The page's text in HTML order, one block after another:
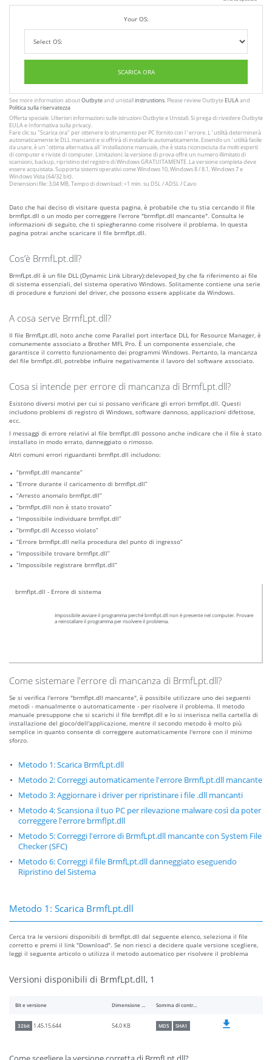
Your OS:
SCARICA ORA
See more information aboutOutbyteand unistallinstrustions. Please review Outbyte EULAand
Politica sulla riservatezza
Offerta speciale. Ulteriori informazioni sulle istruzioniOutbytee Unistall. Si prega di rivedere Outbyte
EULAe Informativa sulla privacy.
Fare clic su "Scarica ora" per ottenere lo strumento per PC fornito con l`errore. L`utilità determinerà
automaticamente le DLL mancanti e si offrirà di installarle automaticamente. Essendo un`utilità facile
da usare, è un`ottima alternativa all`installazione manuale, che è stata riconosciuta da molti esperti
di computer e riviste di computer. Limitazioni: la versione di prova offre un numero illimitato di
scansioni, backup, ripristino del registro di Windows GRATUITAMENTE. La versione completa deve
essere acquistata. Supporta sistemi operativi come Windows 10, Windows 8 / 8.1, Windows 7 e
Windows Vista (64/32 bit).
Dimensioni file: 3,04 MB, Tempo di download: <1 min. su DSL / ADSL / Cavo
Dato che hai deciso di visitare questa pagina, è probabile che tu stia cercando il file
brmflpt.dll o un modo per correggere l'errore "brmflpt.dll mancante". Consulta le
informazioni di seguito, che ti spiegheranno come risolvere il problema. In questa
pagina potrai anche scaricare il file brmflpt.dll.
Cos’è BrmfLpt.dll?
BrmfLpt.dll è un file DLL (Dynamic Link Library):delevoped_by che fa riferimento ai file
di sistema essenziali, del sistema operativo Windows. Solitamente contiene una serie
di procedure e funzioni del driver, che possono essere applicate da Windows.
A cosa serve BrmfLpt.dll?
Il file BrmfLpt.dll, noto anche come Parallel port interface DLL for Resource Manager, è
comunemente associato a Brother MFL Pro. È un componente essenziale, che
garantisce il corretto funzionamento dei programmi Windows. Pertanto, la mancanza
del file brmflpt.dll, potrebbe influire negativamente il lavoro del software associato.
Cosa si intende per errore di mancanza di BrmfLpt.dll?
Esistono diversi motivi per cui si possano verificare gli errori brmflpt.dll. Questi
includono problemi di registro di Windows, software dannoso, applicazioni difettose,
ecc.
I messaggi di errore relativi al file brmflpt.dll possono anche indicare che il file è stato
installato in modo errato, danneggiato o rimosso.
Altri comuni errori riguardanti brmflpt.dll includono:
“brmflpt.dll mancante”
“Errore durante il caricamento di brmflpt.dll”
“Arresto anomalo brmflpt.dll”
“brmflpt.dlll non è stato trovato”
“Impossibile individuare brmflpt.dll”
“brmflpt.dll Accesso violato”
“Errore brmflpt.dll nella procedura del punto di ingresso”
“Impossibile trovare brmflpt.dll”
“Impossibile registrare brmflpt.dll”
brmflpt.dll - Errore di sistema
Impossibile avviare il programma perché brmflpt.dll non è presente nel computer. Provare
a reinstallare il programma per risolvere il problema.
Come sistemare l'errore di mancanza di BrmfLpt.dll?
Se si verifica l'errore "brmflpt.dll mancante", è possibile utilizzare uno dei seguenti
metodi - manualmente o automaticamente - per risolvere il problema. Il metodo
manuale presuppone che si scarichi il file brmflpt.dll e lo si inserisca nella cartella di
installazione del gioco/dell'applicazione, mentre il secondo metodo è molto più
semplice in quanto consente di correggere automaticamente l'errore con il minimo
sforzo.
Metodo 1: Scarica BrmfLpt.dll
Metodo 2: Correggi automaticamente l'errore BrmfLpt.dll mancante
Metodo 3: Aggiornare i driver per ripristinare i file .dll mancanti
Metodo 4: Scansiona il tuo PC per rilevazione malware così da poter
correggere l'errore brmflpt.dll
Metodo 5: Correggi l'errore di BrmfLpt.dll mancante con System File
Checker (SFC)
Metodo 6: Correggi il file BrmfLpt.dll danneggiato eseguendo
Ripristino del Sistema
Metodo 1: Scarica BrmfLpt.dll
Cerca tra le versioni disponibili di brmflpt.dll dal seguente elenco, seleziona il file
corretto e premi il link "Download". Se non riesci a decidere quale versione scegliere,
leggi il seguente articolo o utilizza il metodo automatico per risolvere il problema
Versioni disponibili di BrmfLpt.dll, 1
Bit e versione Dimensione del file Somma di controllo
32bit 1.45.15.644 54.0 KB MD5 SHA1